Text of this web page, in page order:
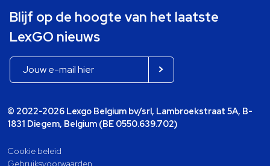
Blijf op de hoogte van het laatste
LexGO nieuws
© 2022-2026 Lexgo Belgium bv/srl, Lambroekstraat 5A, B-
1831 Diegem, Belgium (BE 0550.639.702)
Cookie beleid
Gebruiksvoorwaarden